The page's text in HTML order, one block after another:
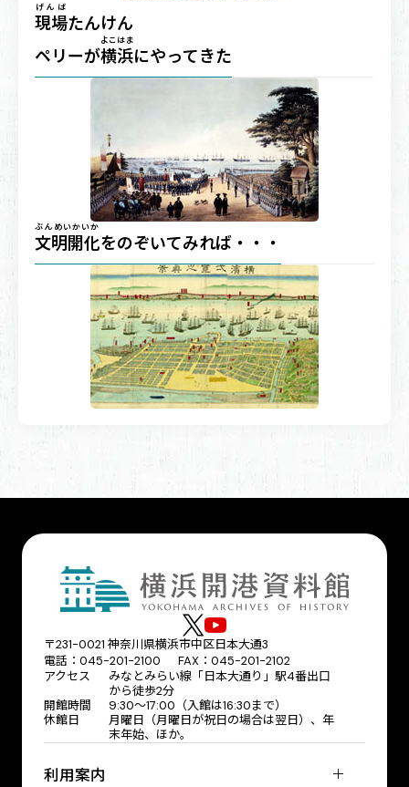
現場
げんば
たんけん
ペリーが横浜
よこはま
にやってきた
文明開化
ぶんめいかいか
をのぞいてみれば・・・
〒231-0021 神奈川県横浜市中区日本大通3
電話：045-201-2100 FAX：045-201-2102
アクセス
みなとみらい線「日本大通り」駅4番出口
から徒歩2分
開館時間
9:30〜17:00（入館は16:30まで）
休館日
月曜日（月曜日が祝日の場合は翌日）、年
末年始、ほか。
利用案内